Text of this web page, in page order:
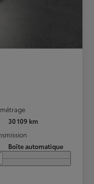
30 109 km
Boîte automatique